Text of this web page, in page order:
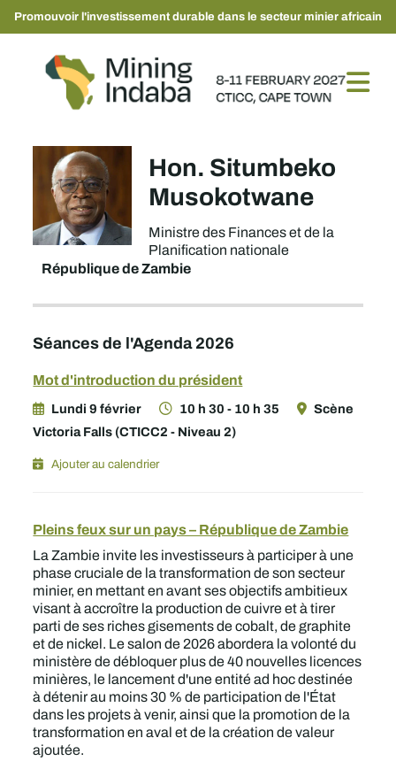
Promouvoir l'investissement durable dans le secteur minier africain
Hon. Situmbeko
Musokotwane
Ministre des Finances et de la
Planification nationale
République de Zambie
Séances de l'Agenda 2026
Mot d'introduction du président
Lundi 9 février 10 h 30 - 10 h 35
Scène
Victoria Falls (CTICC2 - Niveau 2)
Ajouter au calendrier
Pleins feux sur un pays – République de Zambie
La Zambie invite les investisseurs à participer à une
phase cruciale de la transformation de son secteur
minier, en mettant en avant ses objectifs ambitieux
visant à accroître la production de cuivre et à tirer
parti de ses riches gisements de cobalt, de graphite
et de nickel. Le salon de 2026 abordera la volonté du
ministère de débloquer plus de 40 nouvelles licences
minières, le lancement d'une entité ad hoc destinée
à détenir au moins 30 % de participation de l'État
dans les projets à venir, ainsi que la promotion de la
transformation en aval et de la création de valeur
ajoutée.